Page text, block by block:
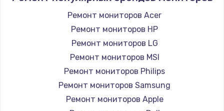
725 руб.
Заказать
Замена вебкамеры
1260 руб.
Заказать
Ремонт мониторов Acer
Ремонт мониторов HP
Ремонт мониторов LG
Ремонт мониторов MSI
Ремонт мониторов Philips
Ремонт мониторов Samsung
Ремонт мониторов Apple